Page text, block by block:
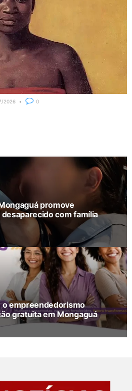
2026 0
promove
com família
o empreendedorismo
gratuita em Mongaguá